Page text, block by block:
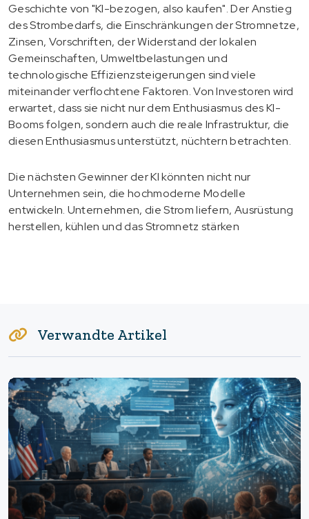
Geschichte von "KI-bezogen, also kaufen". Der Anstieg
des Strombedarfs, die Einschränkungen der Stromnetze,
Zinsen, Vorschriften, der Widerstand der lokalen
Gemeinschaften, Umweltbelastungen und
technologische Effizienzsteigerungen sind viele
miteinander verflochtene Faktoren. Von Investoren wird
erwartet, dass sie nicht nur dem Enthusiasmus des KI-
Booms folgen, sondern auch die reale Infrastruktur, die
diesen Enthusiasmus unterstützt, nüchtern betrachten.
Die nächsten Gewinner der KI könnten nicht nur
Unternehmen sein, die hochmoderne Modelle
entwickeln. Unternehmen, die Strom liefern, Ausrüstung
herstellen, kühlen und das Stromnetz stärken
Verwandte Artikel